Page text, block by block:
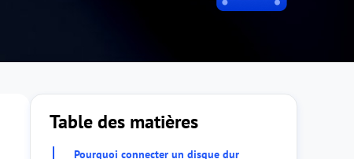
Table des matières
Pourquoi connecter un disque dur